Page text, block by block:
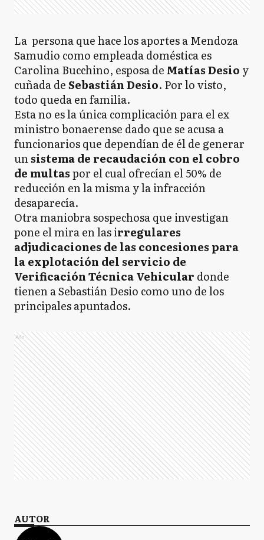
La persona que hace los aportes a Mendoza
Samudio como empleada doméstica es
Carolina Bucchino, esposa de Matías Desio y
cuñada deSebastián Desio. Por lo visto,
todo queda en familia.
Esta no es la única complicación para el ex
ministro bonaerense dado que se acusa a
funcionarios que dependían de él de generar
unsistema de recaudación con el cobro
de multaspor el cual ofrecían el 50% de
reducción en la misma y la infracción
desaparecía.
Otra maniobra sospechosa que investigan
pone el mira en las irregulares
adjudicaciones de las concesiones para
la explotación del servicio de
Verificación Técnica Vehicular donde
tienen a Sebastián Desio como uno de los
principales apuntados.
Ads
AUTOR